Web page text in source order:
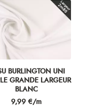
BURLINGTON UNI
GRANDE LARGEUR
BLANC
Prix
9,99 €/m